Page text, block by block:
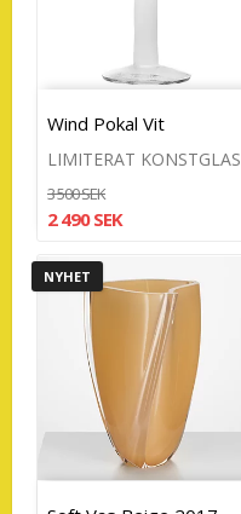
Wind Pokal Vit
LIMITERAT KONSTGLAS
3 500 SEK
2 490 SEK
NYHET